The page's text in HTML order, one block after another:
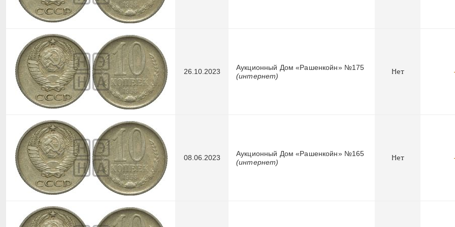
26.10.2023
Аукционный Дом «Рашенкойн» №175
(интернет)
Нет
08.06.2023
Аукционный Дом «Рашенкойн» №165
(интернет)
Нет